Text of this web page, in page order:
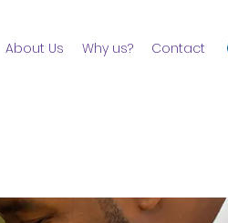
About Us Why us? Contact